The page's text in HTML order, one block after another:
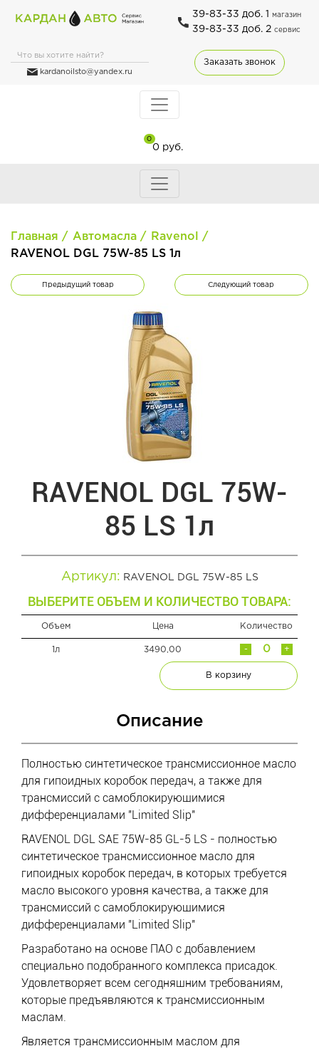
kardanoilsto@yandex.ru
39-83-33 доб. 1 магазин
39-83-33 доб. 2 сервис
Заказать звонок
0
0 руб.
Главная Автомасла
Ravenol
RAVENOL DGL 75W-85 LS 1л
Предыдущий товар Следующий товар
RAVENOL DGL 75W-
85 LS 1л
Артикул: RAVENOL DGL 75W-85 LS
ВЫБЕРИТЕ ОБЪЕМ И КОЛИЧЕСТВО ТОВАРА:
Объем Цена Количество
1л 3490,00 +
-
В корзину
Описание
Полностью синтетическое трансмиссионное масло
для гипоидных коробок передач, а также для
трансмиссий с самоблокирующимися
дифференциалами "Limited Slip"
RAVENOL DGL SAE 75W-85 GL-5 LS - полностью
синтетическое трансмиссионное масло для
гипоидных коробок передач, в которых требуется
масло высокого уровня качества, а также для
трансмиссий с самоблокирующимися
дифференциалами "Limited Slip"
Разработано на основе ПАО с добавлением
специально подобранного комплекса присадок.
Удовлетворяет всем сегодняшним требованиям,
которые предъявляются к трансмиссионным
маслам.
Является трансмиссионным маслом для